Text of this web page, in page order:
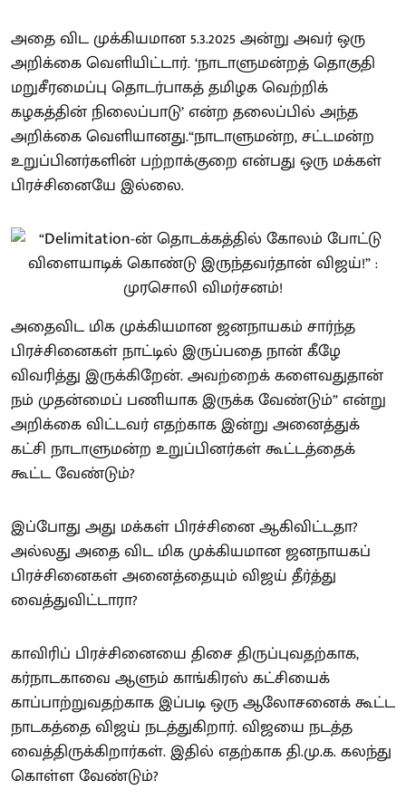
அதை விட முக்கியமான 5.3.2025 அன்று அவர் ஒரு
அறிக்கை வெளியிட்டார். ‘நாடாளுமன்றத் தொகுதி
மறுசீரமைப்பு தொடர்பாகத் தமிழக வெற்றிக்
கழகத்தின் நிலைப்பாடு’ என்ற தலைப்பில் அந்த
அறிக்கை வெளியானது.“நாடாளுமன்ற, சட்டமன்ற
உறுப்பினர்களின் பற்றாக்குறை என்பது ஒரு மக்கள்
பிரச்சினையே இல்லை.
அதைவிட மிக முக்கியமான ஜனநாயகம் சார்ந்த
பிரச்சினைகள் நாட்டில் இருப்பதை நான் கீழே
விவரித்து இருக்கிறேன். அவற்றைக் களைவதுதான்
நம் முதன்மைப் பணியாக இருக்க வேண்டும்” என்று
அறிக்கை விட்டவர் எதற்காக இன்று அனைத்துக்
கட்சி நாடாளுமன்ற உறுப்பினர்கள் கூட்டத்தைக்
கூட்ட வேண்டும்?
இப்போது அது மக்கள் பிரச்சினை ஆகிவிட்டதா?
அல்லது அதை விட மிக முக்கியமான ஜனநாயகப்
பிரச்சினைகள் அனைத்தையும் விஜய் தீர்த்து
வைத்துவிட்டாரா?
காவிரிப் பிரச்சினையை திசை திருப்புவதற்காக,
கர்நாடகாவை ஆளும் காங்கிரஸ் கட்சியைக்
காப்பாற்றுவதற்காக இப்படி ஒரு ஆலோசனைக் கூட்ட
நாடகத்தை விஜய் நடத்துகிறார். விஜயை நடத்த
வைத்திருக்கிறார்கள். இதில் எதற்காக தி.மு.க. கலந்து
கொள்ள வேண்டும்?